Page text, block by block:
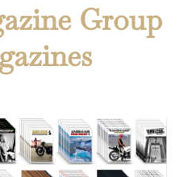
Group